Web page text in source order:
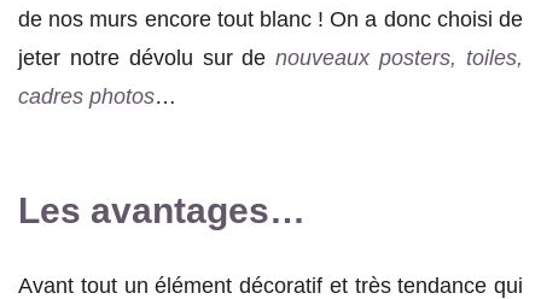
de nos murs encore tout blanc ! On a donc choisi de
jeter notre dévolu sur denouveaux posters, toiles,
cadres photos…
Les avantages…
Avant tout un élément décoratif et très tendance qui